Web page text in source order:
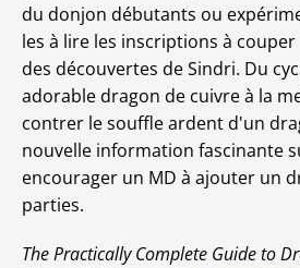
du donjon débutants ou
les à lire les inscriptions à
des découvertes de Sindri. Du
adorable dragon de cuivre à la
contrer le souffle ardent d'un
nouvelle information fascinante
encourager un MD à ajouter un
parties.
The Practically Complete Guide to